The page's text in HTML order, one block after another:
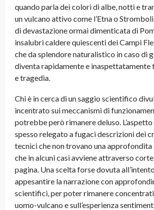
quando parla dei colori di albe, notti e
un vulcano attivo come l’Etna o
di devastazione ormai dimenticata di
insalubri caldere quiescenti dei Campi
che da splendore naturalistico in caso di
diventa rapidamente e
e tragedia.
Chi è in cerca di un saggio scientifico
incentrato sui meccanismi di
potrebbe però rimanere deluso.
spesso relegato a fugaci descrizioni dei
tecnici che non trovano una approfondita
che in alcuni casi avviene attraverso
pagina. Una scelta forse dovuta
appesantire la narrazione con
scientifici, per poter rimanere
uomo-vulcano e sull’esperienza